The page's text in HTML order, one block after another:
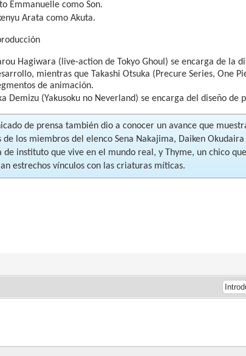
Emmanuelle como Son.
Arata como Akuta.
Hagiwara (live-action de Tokyo Ghoul) se encarga de la
mientras que Takashi Otsuka (Precure Series, One
de animación.
Demizu (Yakusoku no Neverland) se encarga del diseño
de prensa también dio a conocer un avance que
de los miembros del elenco Sena Nakajima, Daiken
de instituto que vive en el mundo real, y Thyme, un chico
estrechos vínculos con las criaturas míticas.